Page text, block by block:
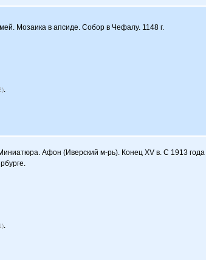
Мозаика в апсиде. Собор в Чефалу. 1148 г.
.
Афон (Иверский м-рь). Конец XV в. C 1913 года
.